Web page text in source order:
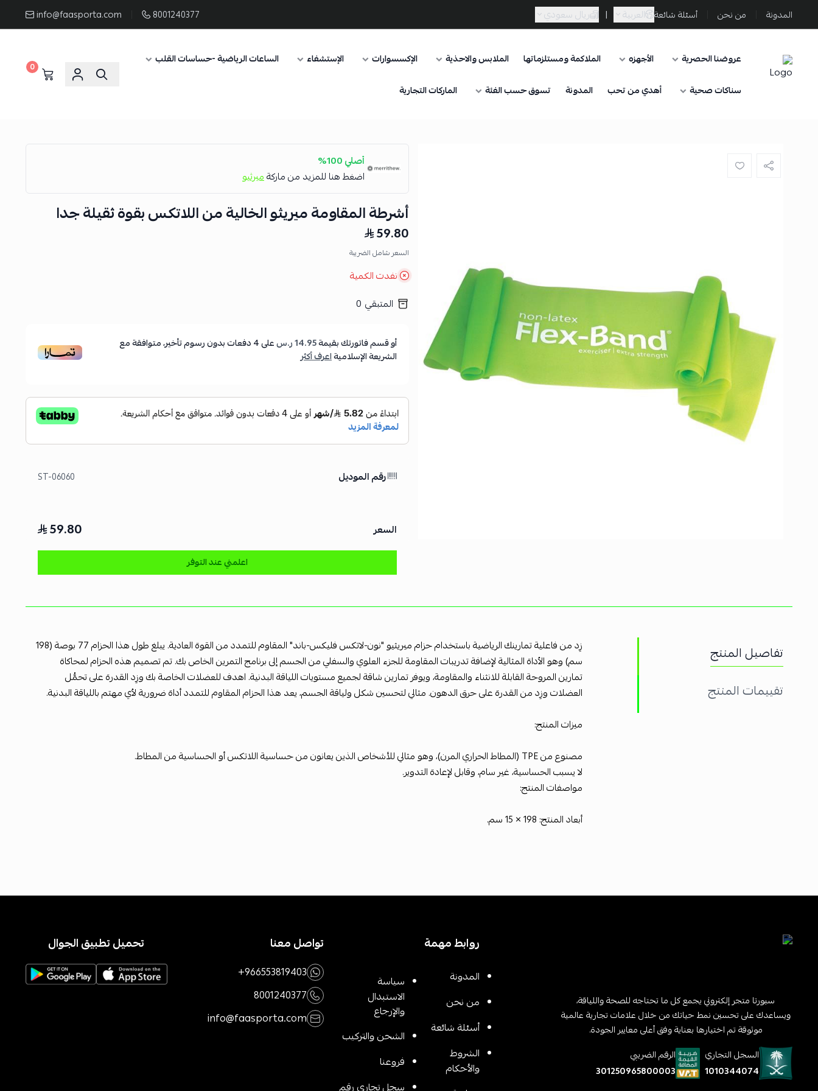
المدونة من نحن أسئلة شائعة العربية | ريال سعودي 8001240377
info@faasporta.com
Sporta
عروضنا الحصرية الأجهزه الملاكمة ومستلزماتها الملابس والاحذية الإكسسوارات الإستشفاء
الساعات الرياضية -حساسات القلب
سناكات صحية
أهدي من تحب المدونة تسوق حسب الفئة الماركات التجارية
0
أصلي 100%
اضغط هنا للمزيد من ماركةميرثيو
أشرطة المقاومة ميريثو الخالية من اللاتكس بقوة ثقيلة جدا
59.80
السعر شامل الضريبة
نفدت الكمية
المتبقي 0
أو قسم فاتورتك بقيمة14.95 ر.س على4دفعات بدون رسوم تأخير، متوافقة مع
الشريعة الإسلاميةاعرف أكثر
رقم الموديل ST-06060
السعر 59.80
اعلمني عند التوفر
تفاصيل المنتج
تقييمات المنتج
زِد من فاعلية تمارينك الرياضية باستخدام حزام ميريثيو "نون-لاتكس فليكس-باند" المقاوم للتمدد من القوة العادية. يبلغ طول هذا الحزام 77 بوصة (198
سم) وهو الأداة المثالية لإضافة تدريبات المقاومة للجزء العلوي والسفلي من الجسم إلى برنامج التمرين الخاص بك. تم تصميم هذه الحزام لمحاكاة
تمارين المروحة القابلة للانثناء والمقاومة، ويوفر تمارين شاقة لجميع مستويات اللياقة البدنية. اهدف للعضلات الخاصة بك وزِد القدرة على تحمُّل
العضلات وزِد من القدرة على حرق الدهون. مثالي لتحسين شكل ولياقة الجسم، يعد هذا الحزام المقاوم للتمدد أداة ضرورية لأي مهتم باللياقة البدنية.
ميزات المنتج:
مصنوع من TPE (المطاط الحراري المرن)، وهو مثالي للأشخاص الذين يعانون من حساسية اللاتكس أو الحساسية من المطاط.
لا يسبب الحساسية، غير سام، وقابل لإعادة التدوير.
مواصفات المنتج:
أبعاد المنتج: 198 × 15 سم.
سبورتا متجر إلكتروني يجمع كل ما تحتاجه للصحة واللياقة،
ويساعدك على تحسين نمط حياتك من خلال علامات تجارية عالمية
موثوقة تم اختيارها بعناية وفق أعلى معايير الجودة.
السجل التجاري
1010344074
الرقم الضريبي
301250965800003
روابط مهمة
المدونة
من نحن
أسئلة شائعة
الشروط
والأحكام
سياسة
الاستبدال
والإرجاع
الشحن والتركيب
فروعنا
سجل تجاري رقم
تواصل معنا
+966553819403
8001240377
info@faasporta.com
تحميل تطبيق الجوال